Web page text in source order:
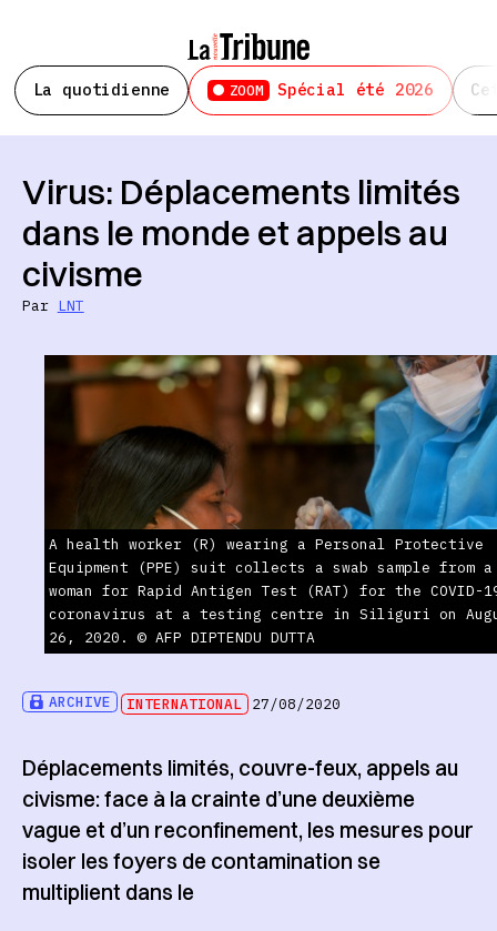
La quotidienne ZOOM Spécial été 2026
ARCHIVE INTERNATIONAL 27/08/2020
Virus: Déplacements limités
dans le monde et appels au
civisme
Par LNT
A health worker (R) wearing a Personal Protective
Equipment (PPE) suit collects a swab sample from a
woman for Rapid Antigen Test (RAT) for the COVID-
coronavirus at a testing centre in Siliguri on
26, 2020. © AFP DIPTENDU DUTTA
Déplacements limités, couvre-feux, appels au
civisme: face à la crainte d’une deuxième
vague et d’un reconfinement, les mesures pour
isoler les foyers de contamination se
multiplient dans le